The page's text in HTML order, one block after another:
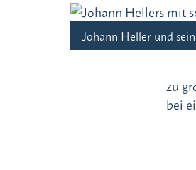
Johann Heller und
zu
bei